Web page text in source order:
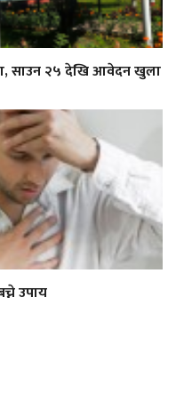
साउन २५ देखि आवेदन खुला
उपाय